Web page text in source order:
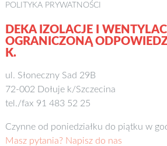
POLITYKA PRYWATNOŚCI
DEKA IZOLACJE I
OGRANICZONĄ
K.
ul. Słoneczny Sad 29B
72-002 Dołuje k/Szczecina
tel./fax 91 483 52 25
Czynne od poniedziałku do piątku w
Masz pytania? Napisz do nas